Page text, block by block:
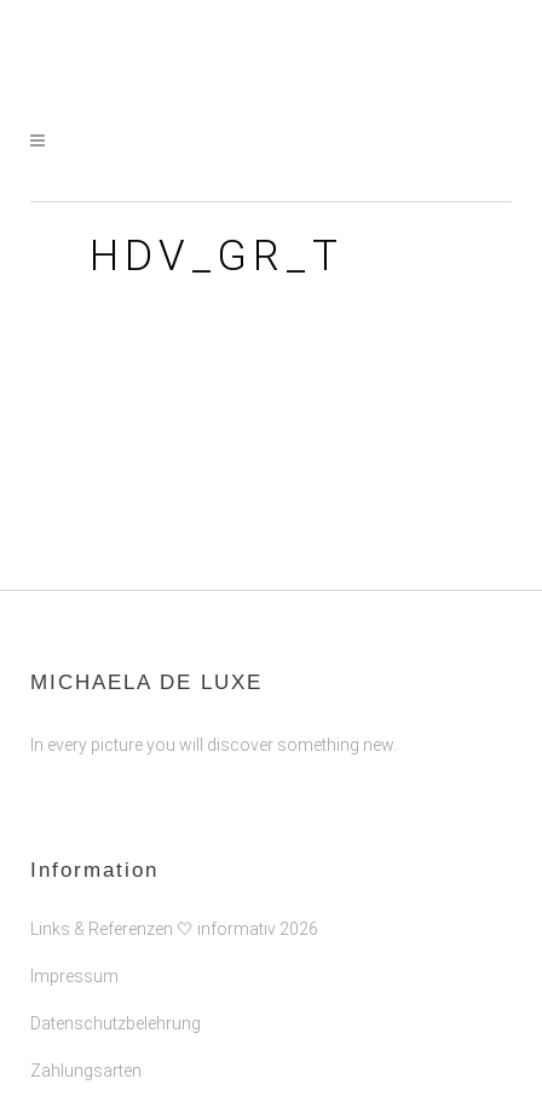
HDV_GR_T
MICHAELA DE LUXE
In every picture you will discover something new.
Information
Links & Referenzen 🤍 informativ 2026
Impressum
Datenschutzbelehrung
Zahlungsarten